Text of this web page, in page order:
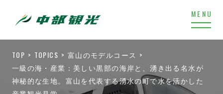
TOP TOPICS
富山のモデルコース
一級の海・産業：美しい黒部の海岸と、湧き出る名水が
神秘的な生地。富山を代表する湧水の町で水を活かした